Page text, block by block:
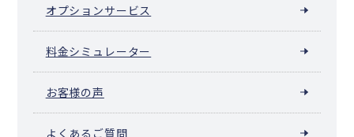
オプションサービス
料金シミュレーター
お客様の声
よくあるご質問